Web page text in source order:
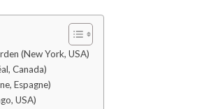
(New York, USA)
Canada)
Espagne)
USA)